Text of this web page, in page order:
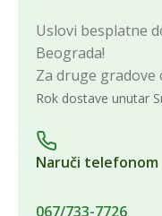
Uslovi besplatne
Beograda!
Za druge gradove
Rok dostave unutar
Naruči telefonom
067/733-7726